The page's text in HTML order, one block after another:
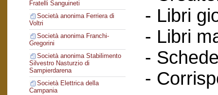
Fratelli Sanguineti
Società anonima Ferriera di
Voltri
Società anonima Franchi-
Gregorini
Società anonima Stabilimento
Silvestro Nasturzio di
Sampierdarena
Società Elettrica della
Campania
- Libri
- Libri
-
-